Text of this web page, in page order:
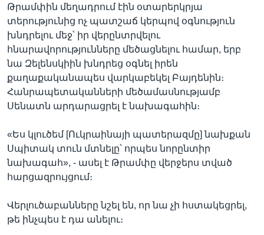
Թրամփին մեղադրում էին օտարերկրյա
տերությունից ոչ պատշաճ կերպով օգնություն
խնդրելու մեջ՝ իր վերընտրվելու
հնարավորությունները մեծացնելու համար, երբ
նա Զելենսկիին խնդրեց օգնել իրեն
քաղաքականապես վարկաբեկել Բայդենին։
Հանրապետականների մեծամասնությամբ
Սենատն արդարացրել է նախագահին։
«Ես կլուծեմ [Ուկրաինայի պատերազմը] նախքան
Սպիտակ տուն մտնելը՝ որպես նորընտիր
նախագահ», - ասել է Թրամփը վերջերս տված
հարցազրույցում։
Վերլուծաբանները նշել են, որ նա չի հստակեցրել,
թե ինչպես է դա անելու։